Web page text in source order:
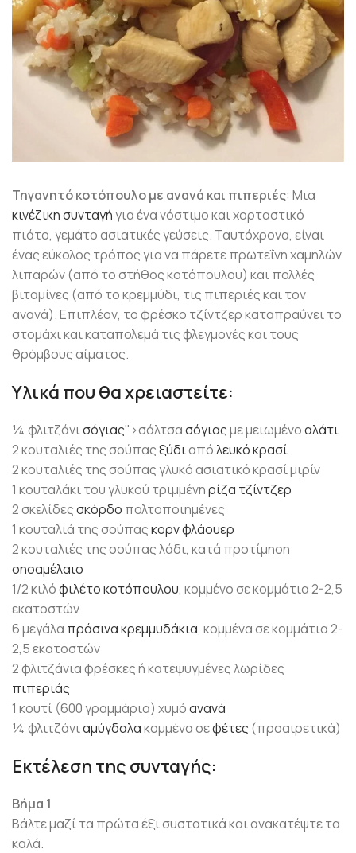
Τηγανητό κοτόπουλο με ανανά και πιπεριές: Μια
κινέζικη συνταγήγια ένα νόστιμο και χορταστικό
πιάτο, γεμάτο ασιατικές γεύσεις. Ταυτόχρονα, είναι
ένας εύκολος τρόπος για να πάρετε πρωτεΐνη χαμηλών
λιπαρών (από το στήθος κοτόπουλου) και πολλές
βιταμίνες (από το κρεμμύδι, τις πιπεριές και τον
ανανά). Επιπλέον, το φρέσκο τζίντζερ καταπραΰνει το
στομάχι και καταπολεμά τις φλεγμονές και τους
θρόμβους αίματος.
Υλικά που θα χρειαστείτε:
¼ φλιτζάνισόγιας">σάλτσασόγιαςμε μειωμένοαλάτι
2 κουταλιές της σούπαςξύδιαπόλευκό κρασί
2 κουταλιές της σούπας γλυκό ασιατικό κρασί μιρίν
1 κουταλάκι του γλυκού τριμμένηρίζα τζίντζερ
2 σκελίδεςσκόρδο πολτοποιημένες
1 κουταλιά της σούπαςκορν φλάουερ
2 κουταλιές της σούπας λάδι, κατά προτίμηση
σησαμέλαιο
1/2 κιλόφιλέτο κοτόπουλου, κομμένο σε κομμάτια 2-2,5
εκατοστών
6 μεγάλα πράσινα κρεμμυδάκια, κομμένα σε κομμάτια 2-
2,5 εκατοστών
2 φλιτζάνια φρέσκες ή κατεψυγμένες λωρίδες
πιπεριάς
1 κουτί (600 γραμμάρια) χυμόανανά
¼ φλιτζάνιαμύγδαλακομμένα σεφέτες (προαιρετικά)
Εκτέλεση της συνταγής:
Βήμα 1
Βάλτε μαζί τα πρώτα έξι συστατικά και ανακατέψτε τα
καλά.